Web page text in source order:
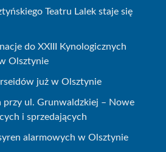
Teatru Lalek staje się
do XXIII Kynologicznych
Olsztynie
już w Olsztynie
przy ul. Grunwaldzkiej – Nowe
i sprzedających
alarmowych w Olsztynie